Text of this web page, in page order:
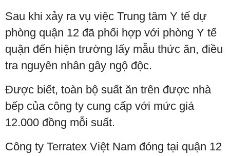
Sau khi xảy ra vụ việc Trung tâm Y tế dự
phòng quận 12 đã phối hợp với phòng Y tế
quận đến hiện trường lấy mẫu thức ăn, điều
tra nguyên nhân gây ngộ độc.
Được biết, toàn bộ suất ăn trên được nhà
bếp của công ty cung cấp với mức giá
12.000 đồng mỗi suất.
Công ty Terratex Việt Nam đóng tại quận 12